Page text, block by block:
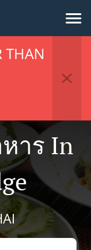
THAN
าร In